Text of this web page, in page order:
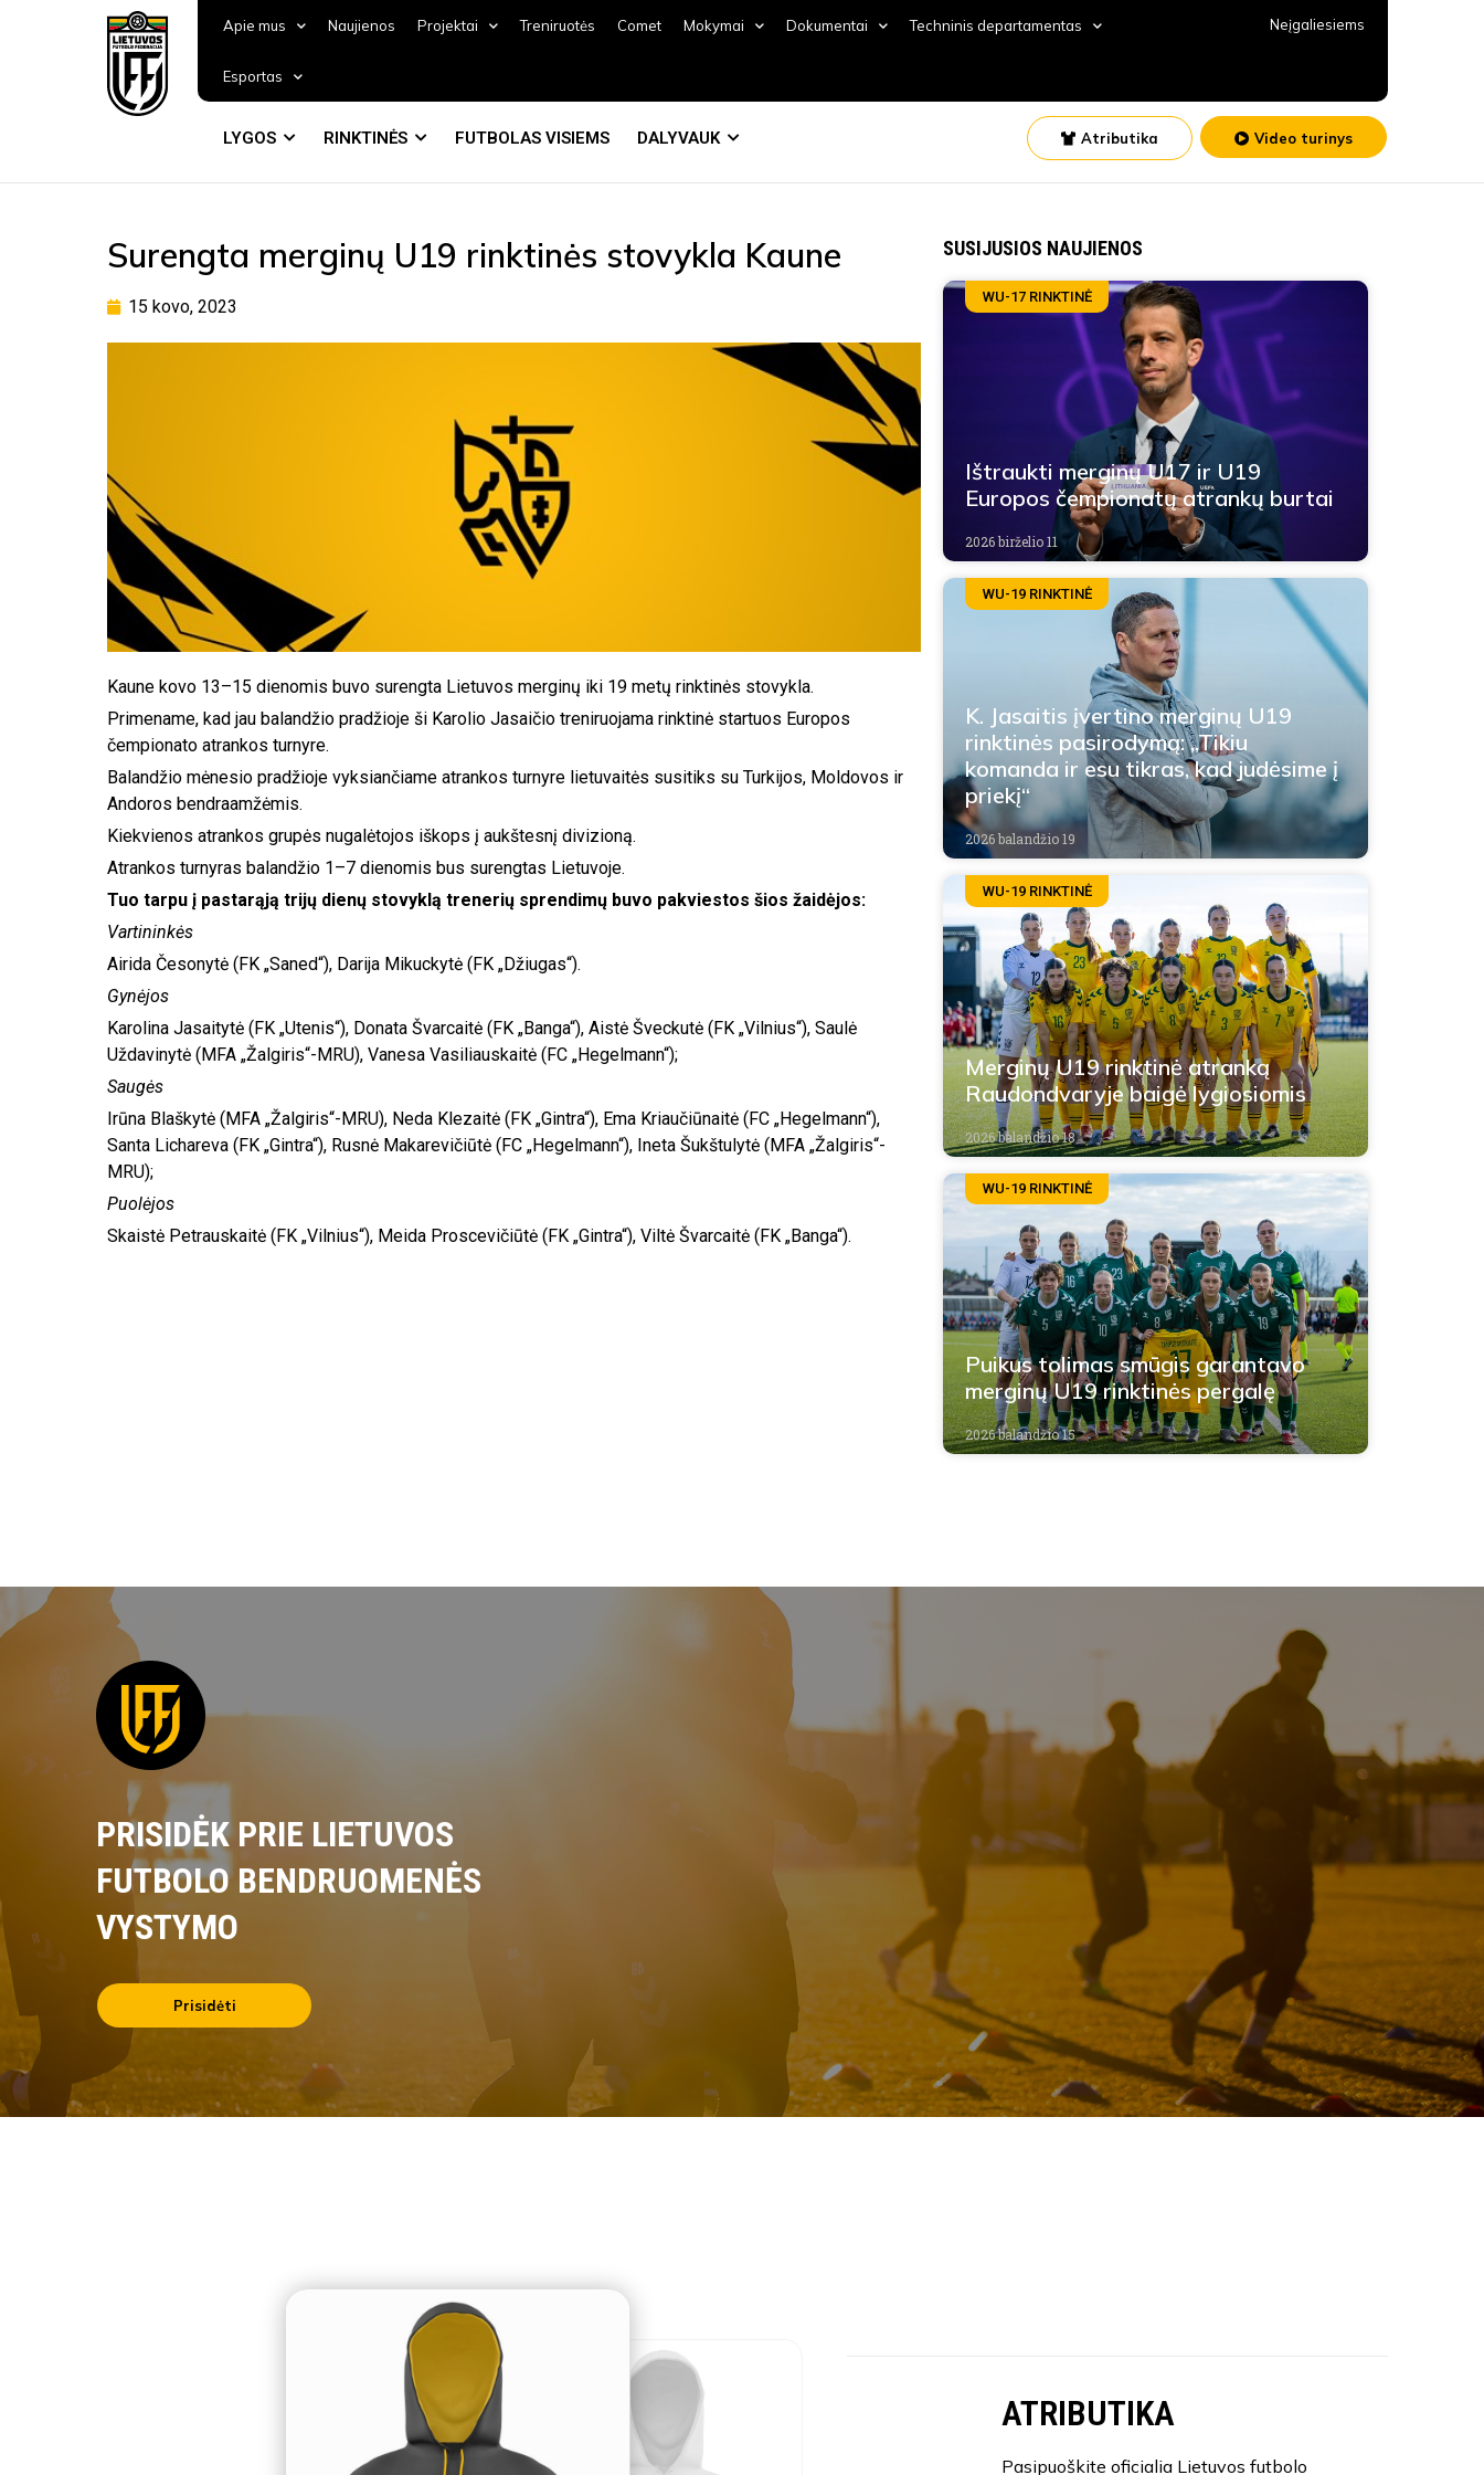
Apie mus Naujienos Projektai Treniruotės Comet Mokymai Dokumentai Techninis departamentas
Esportas
Neįgaliesiems
LYGOS RINKTINĖS FUTBOLAS VISIEMS DALYVAUK Atributika Video turinys
Surengta merginų U19 rinktinės stovykla Kaune
15 kovo, 2023
Kaune kovo 13–15 dienomis buvo surengta Lietuvos merginų iki 19 metų rinktinės stovykla.
Primename, kad jau balandžio pradžioje ši Karolio Jasaičio treniruojama rinktinė startuos Europos
čempionato atrankos turnyre.
Balandžio mėnesio pradžioje vyksiančiame atrankos turnyre lietuvaitės susitiks su Turkijos, Moldovos ir
Andoros bendraamžėmis.
Kiekvienos atrankos grupės nugalėtojos iškops į aukštesnį divizioną.
Atrankos turnyras balandžio 1–7 dienomis bus surengtas Lietuvoje.
Tuo tarpu į pastarąją trijų dienų stovyklą trenerių sprendimų buvo pakviestos šios žaidėjos:
Vartininkės
Airida Česonytė (FK „Saned“), Darija Mikuckytė (FK „Džiugas“).
Gynėjos
Karolina Jasaitytė (FK „Utenis“), Donata Švarcaitė (FK „Banga“), Aistė Šveckutė (FK „Vilnius“), Saulė
Uždavinytė (MFA „Žalgiris“-MRU), Vanesa Vasiliauskaitė (FC „Hegelmann“);
Saugės
Irūna Blaškytė (MFA „Žalgiris“-MRU), Neda Klezaitė (FK „Gintra“), Ema Kriaučiūnaitė (FC „Hegelmann“),
Santa Lichareva (FK „Gintra“), Rusnė Makarevičiūtė (FC „Hegelmann“), Ineta Šukštulytė (MFA „Žalgiris“-
MRU);
Puolėjos
Skaistė Petrauskaitė (FK „Vilnius“), Meida Proscevičiūtė (FK „Gintra“), Viltė Švarcaitė (FK „Banga“).
SUSIJUSIOS NAUJIENOS
WU-17 RINKTINĖ
Ištraukti merginų U17 ir U19
Europos čempionatų atrankų burtai
2026 birželio 11
WU-19 RINKTINĖ
K. Jasaitis įvertino merginų U19
rinktinės pasirodymą: „Tikiu
komanda ir esu tikras, kad judėsime į
priekį“
2026 balandžio 19
WU-19 RINKTINĖ
Merginų U19 rinktinė atranką
Raudondvaryje baigė lygiosiomis
2026 balandžio 18
WU-19 RINKTINĖ
Puikus tolimas smūgis garantavo
merginų U19 rinktinės pergalę
2026 balandžio 15
PRISIDĖK PRIE LIETUVOS
FUTBOLO BENDRUOMENĖS
VYSTYMO
Prisidėti
ATRIBUTIKA
Pasipuoškite oficialia Lietuvos futbolo